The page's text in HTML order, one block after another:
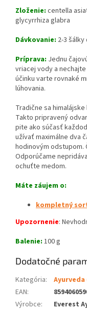
Zloženie: centella
glycyrrhiza glabra
Dávkovanie: 2-3 šálky
Príprava: Jednu
vriacej vody a
účinku varte rovnaké
lúhovania.
Tradične sa
Takto pripravený
pite ako súčasť
užívať maximálne dva
hodinovým odstupom.
Odporúčame
ochuťte medom.
Máte záujem o:
kompletný
Upozornenie:
Balenie: 100 g
Dodatočné
Kategória:
Ayurveda
EAN:
Výrobce:
Everest